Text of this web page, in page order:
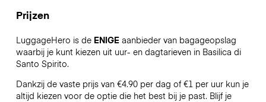
Prijzen
LuggageHero is de ENIGEaanbieder van bagageopslag
waarbij je kunt kiezen uit uur- en dagtarieven in Basilica di
Santo Spirito.
Dankzij de vaste prijs van €4.90 per dag of €1 per uur kun je
altijd kiezen voor de optie die het best bij je past. Blijf je